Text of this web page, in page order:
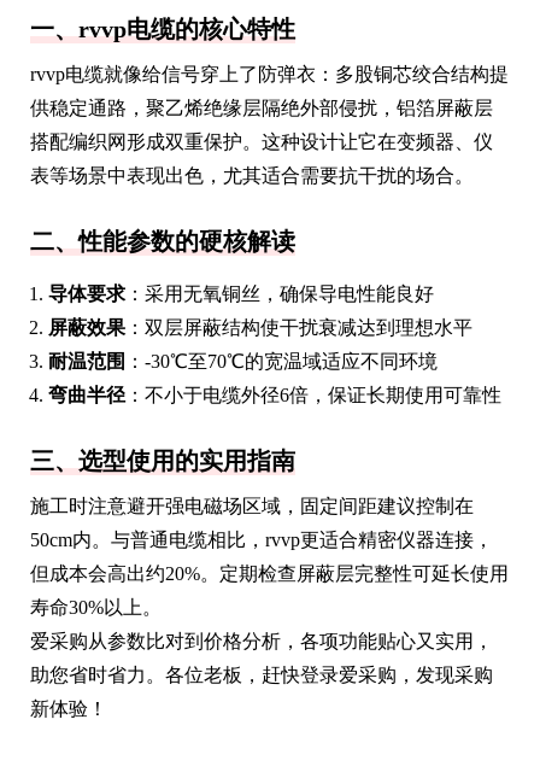
一、rvvp电缆的核心特性
rvvp电缆就像给信号穿上了防弹衣：多股铜芯绞合结构提
供稳定通路，聚乙烯绝缘层隔绝外部侵扰，铝箔屏蔽层
搭配编织网形成双重保护。这种设计让它在变频器、仪
表等场景中表现出色，尤其适合需要抗干扰的场合。
二、性能参数的硬核解读
导体要求 ：采用无氧铜丝，确保导电性能良好
屏蔽效果 ：双层屏蔽结构使干扰衰减达到理想水平
耐温范围 ：-30℃至70℃的宽温域适应不同环境
弯曲半径 ：不小于电缆外径6倍，保证长期使用可靠性
三、选型使用的实用指南
施工时注意避开强电磁场区域，固定间距建议控制在
50cm内。与普通电缆相比，rvvp更适合精密仪器连接，
但成本会高出约20%。定期检查屏蔽层完整性可延长使用
寿命30%以上。
爱采购从参数比对到价格分析，各项功能贴心又实用，
助您省时省力。各位老板，赶快登录爱采购，发现采购
新体验！